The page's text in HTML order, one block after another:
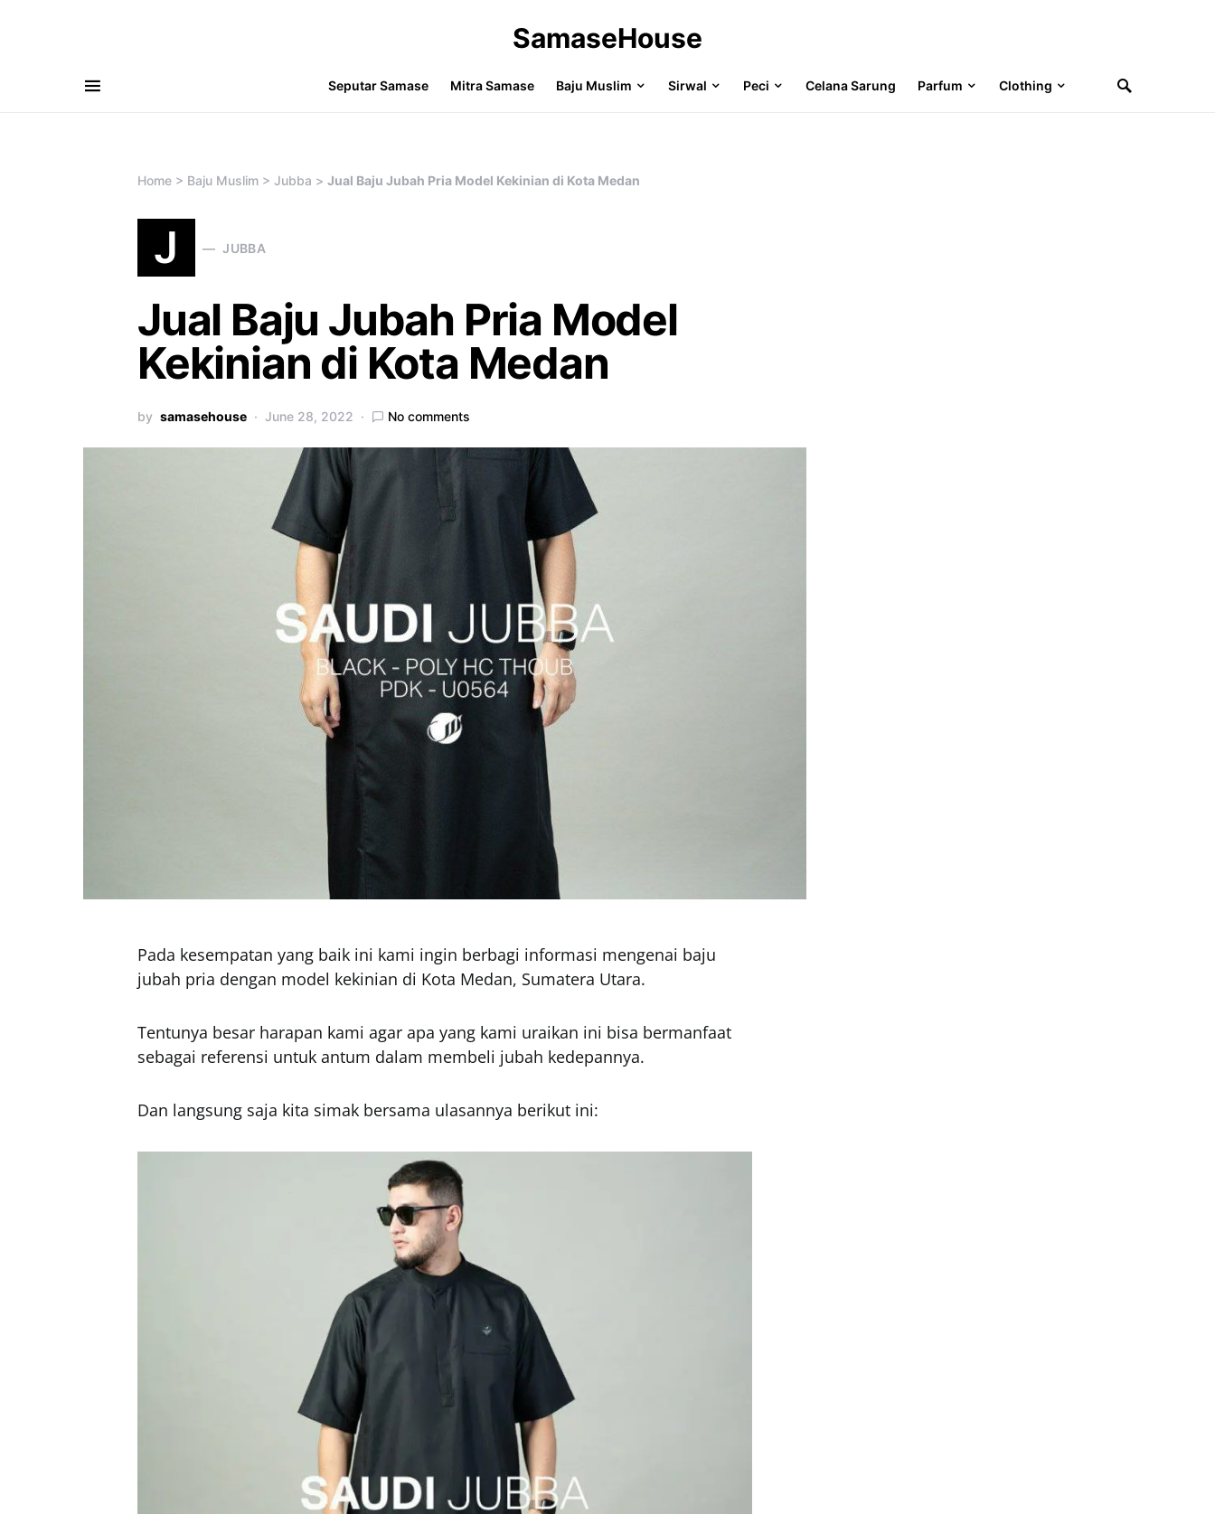
SamaseHouse
Seputar Samase Mitra Samase Baju Muslim Sirwal Peci Celana Sarung Parfum Clothing
Search for:
Home > Baju Muslim > Jubba > Jual Baju Jubah Pria Model Kekinian di Kota Medan
J JUBBA
Jual Baju Jubah Pria Model
Kekinian di Kota Medan
by samasehouse June 28, 2022 No comments
Pada kesempatan yang baik ini kami ingin berbagi informasi mengenai baju
jubah pria dengan model kekinian di Kota Medan, Sumatera Utara.
Tentunya besar harapan kami agar apa yang kami uraikan ini bisa bermanfaat
sebagai referensi untuk antum dalam membeli jubah kedepannya.
Dan langsung saja kita simak bersama ulasannya berikut ini: